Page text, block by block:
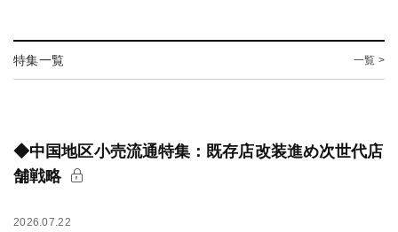
特集一覧 一覧 >
◆中国地区小売流通特集：既存店改装進め次世代店
舗戦略
2026.07.22